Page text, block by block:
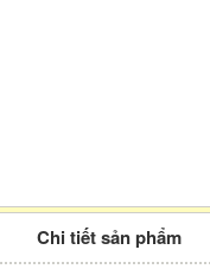
Chi tiết sản phẩm